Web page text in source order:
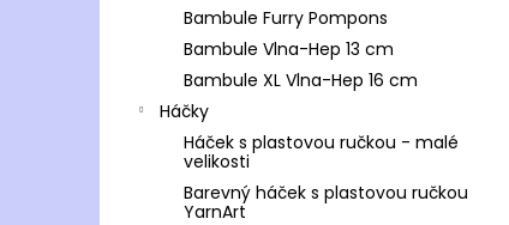
Bambule Furry Pompons
Bambule Vlna-Hep 13 cm
Bambule XL Vlna-Hep 16 cm
Háčky
Háček s plastovou ručkou - malé
velikosti
Barevný háček s plastovou ručkou
YarnArt